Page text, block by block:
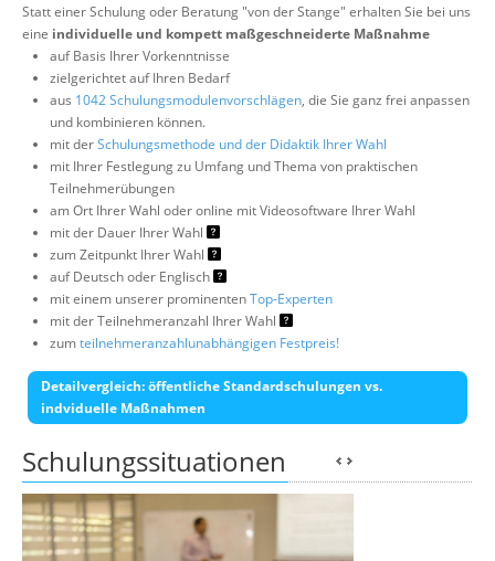
Statt einer Schulung oder Beratung "von der Stange" erhalten Sie bei uns
eine individuelle und kompett maßgeschneiderte Maßnahme
auf Basis Ihrer Vorkenntnisse
zielgerichtet auf Ihren Bedarf
aus 1042 Schulungsmodulenvorschlägen, die Sie ganz frei anpassen
und kombinieren können.
mit derSchulungsmethode und der Didaktik Ihrer Wahl
mit Ihrer Festlegung zu Umfang und Thema von praktischen
Teilnehmerübungen
am Ort Ihrer Wahl oder online mit Videosoftware Ihrer Wahl
mit der Dauer Ihrer Wahl
zum Zeitpunkt Ihrer Wahl
auf Deutsch oder Englisch
mit einem unserer prominentenTop-Experten
mit der Teilnehmeranzahl Ihrer Wahl
zumteilnehmeranzahlunabhängigen Festpreis!
Detailvergleich: öffentliche Standardschulungen vs.
indviduelle Maßnahmen
Schulungssituationen